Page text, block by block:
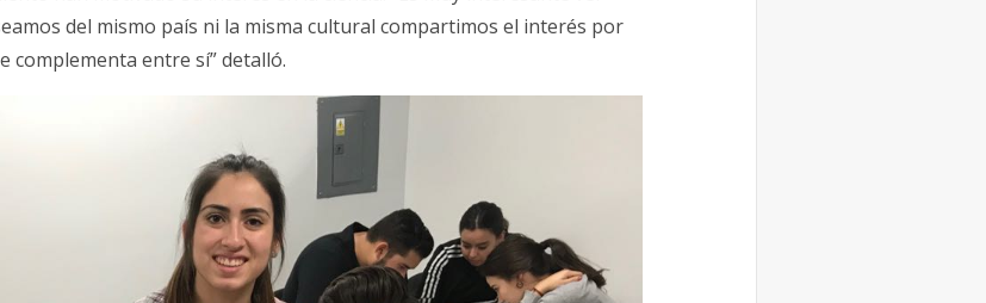
del mismo país ni la misma cultural compartimos el interés por
complementa entre sí” detalló.